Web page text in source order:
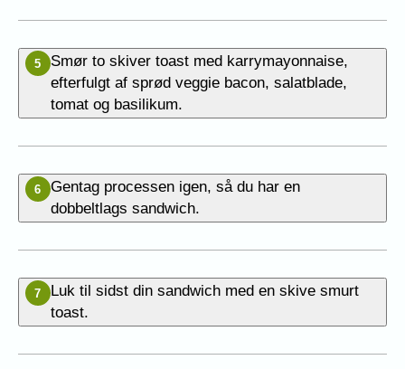
5
Smør to skiver toast med karrymayonnaise,
efterfulgt af sprød veggie bacon, salatblade,
tomat og basilikum.
6
Gentag processen igen, så du har en
dobbeltlags sandwich.
7
Luk til sidst din sandwich med en skive smurt
toast.